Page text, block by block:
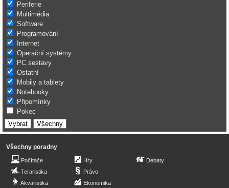
Periferie
Multimédia
Software
Programování
Internet
Operační systémy
PC sestavy
Ostatní
Mobily a tablety
Notebooky
Připomínky
Pokec
Všechny poradny
Počítače
Teraristika
Akvaristika
Hry
Právo
Ekonomika
Debaty